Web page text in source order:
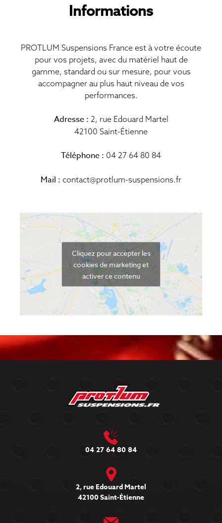
Informations
PROTLUM Suspensions France est à votre écoute
pour vos projets, avec du matériel haut de
gamme, standard ou sur mesure, pour vous
accompagner au plus haut niveau de vos
performances.
Adresse : 2, rue Edouard Martel
42100 Saint-Étienne
Téléphone : 04 27 64 80 84
Mail : contact@protlum-suspensions.fr
Cliquez pour accepter les
cookies de marketing et
activer ce contenu
04 27 64 80 84
2, rue Edouard Martel
42100 Saint-Étienne